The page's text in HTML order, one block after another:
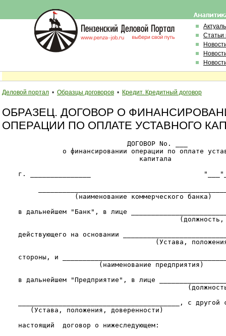
Статьи
Деловой портал • Образцы договоров • Кредит. Кредитный договор
ОБРАЗЕЦ. ДОГОВОР О
ОПЕРАЦИИ ПО ОПЛАТЕ УСТАВНОГО
                               ДОГОВОР Nо. ___
о финансировании операции по оплате
                                  капитала
г. _______________
                  (наименование коммерческого банка)
в дальнейшем "Банк", в лице
(должность,
действующего на основании
(Устава,
стороны, и
                        (наименование предприятия)
в дальнейшем "Предприятие", в лице
________________________________________, с другой
       (Устава, положения, доверенности)
    настоящий  договор о нижеследующем: